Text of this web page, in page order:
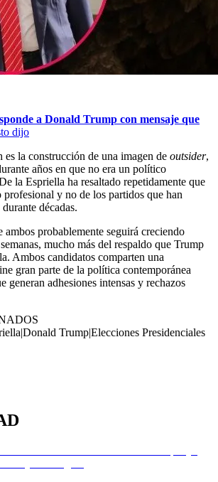
a Donald Trump con mensaje que
dijo
es la construcción de una imagen de outsider,
años en que no era un político
la Espriella ha resaltado repetidamente que
y no de los partidos que han
décadas.
ambos probablemente seguirá creciendo
mucho más del respaldo que Trump
Ambos candidatos comparten una
gran parte de la política contemporánea
generan adhesiones intensas y rechazos
|Donald Trump|Elecciones Presidenciales